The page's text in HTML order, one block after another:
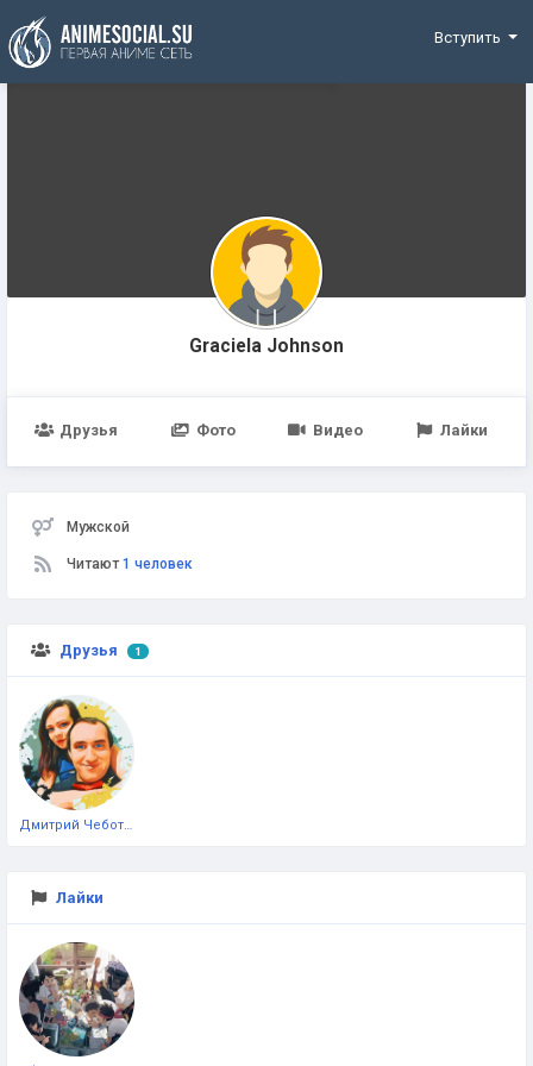
Funding
Вступить
Graciela Johnson
Друзья Фото Видео Лайки
Мужской
Читают1 человек
Друзья 1
Лайки